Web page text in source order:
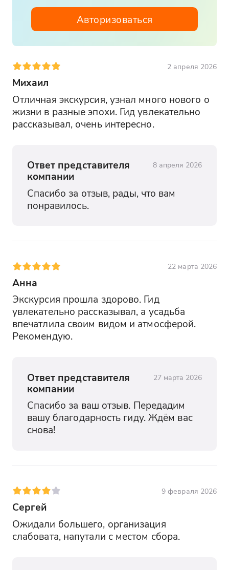
Авторизоваться
2 апреля 2026
Михаил
Отличная экскурсия, узнал много нового о
жизни в разные эпохи. Гид увлекательно
рассказывал, очень интересно.
Ответ представителя
компании
8 апреля 2026
Спасибо за отзыв, рады, что вам
понравилось.
22 марта 2026
Анна
Экскурсия прошла здорово. Гид
увлекательно рассказывал, а усадьба
впечатлила своим видом и атмосферой.
Рекомендую.
Ответ представителя
компании
27 марта 2026
Спасибо за ваш отзыв. Передадим
вашу благодарность гиду. Ждём вас
снова!
9 февраля 2026
Сергей
Ожидали большего, организация
слабовата, напутали с местом сбора.